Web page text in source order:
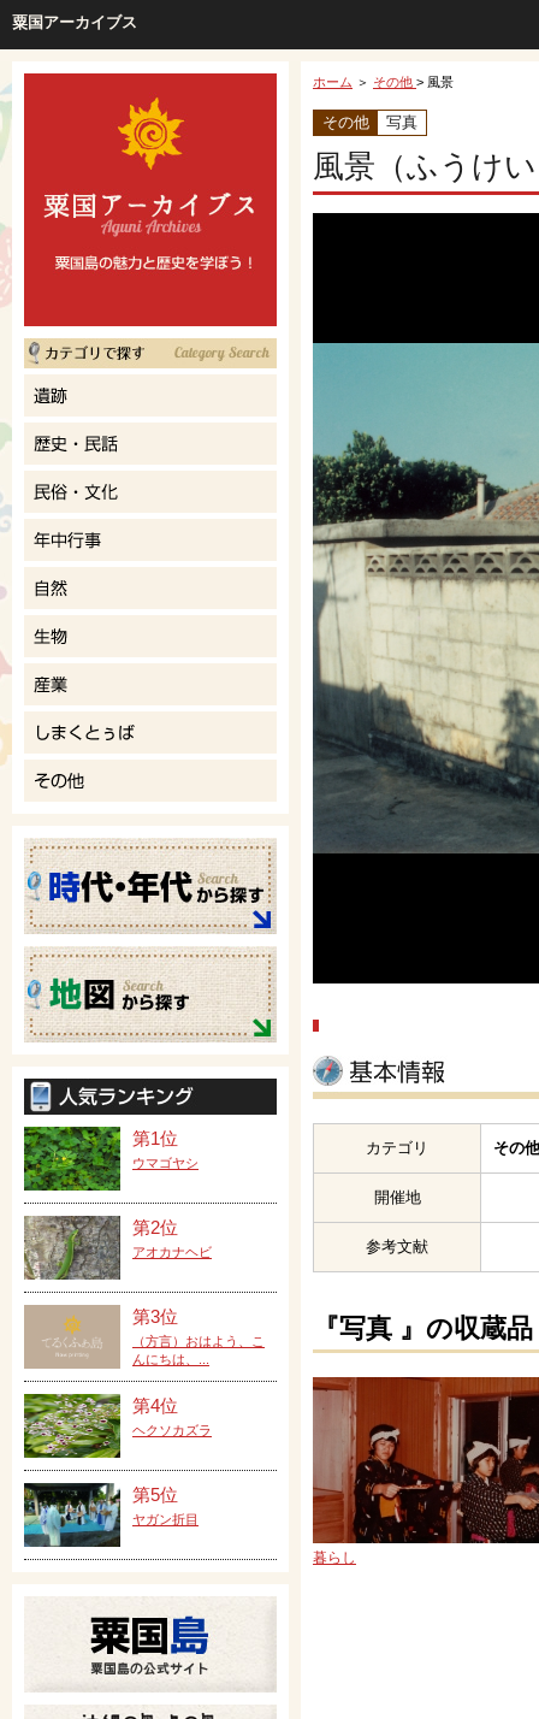
粟国アーカイブス
ホーム ＞ その他 > 風景
その他 写真
風景（ふうけ
カテゴリ その
開催地
参考文献
『写真 』の収蔵品
暮らし
第1位
ウマゴヤシ
第2位
アオカナヘビ
第3位
（方言）おはよう、こ
んにちは、...
第4位
ヘクソカズラ
第5位
ヤガン折目